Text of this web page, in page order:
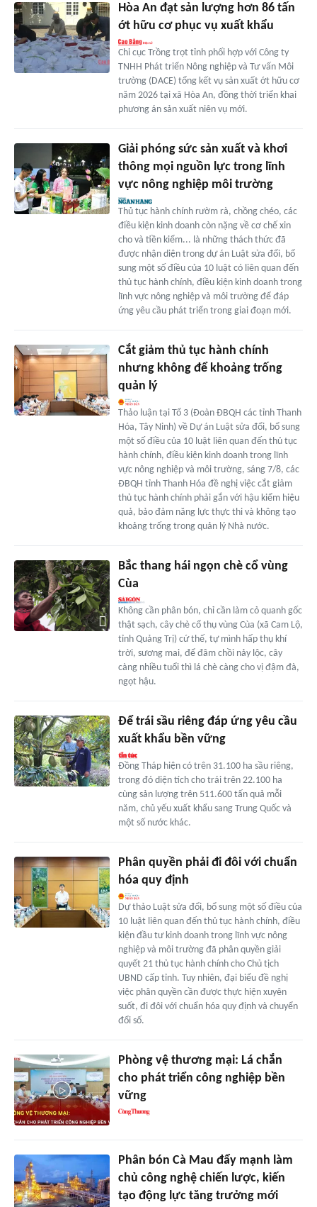
Hòa An đạt sản lượng hơn 86 tấn
ớt hữu cơ phục vụ xuất khẩu
Chi cục Trồng trọt tỉnh phối hợp với Công ty
TNHH Phát triển Nông nghiệp và Tư vấn Môi
trường (DACE) tổng kết vụ sản xuất ớt hữu cơ
năm 2026 tại xã Hòa An, đồng thời triển khai
phương án sản xuất niên vụ mới.
Giải phóng sức sản xuất và khơi
thông mọi nguồn lực trong lĩnh
vực nông nghiệp môi trường
Thủ tục hành chính rườm rà, chồng chéo, các
điều kiện kinh doanh còn nặng về cơ chế xin
cho và tiền kiểm... là những thách thức đã
được nhận diện trong dự án Luật sửa đổi, bổ
sung một số điều của 10 luật có liên quan đến
thủ tục hành chính, điều kiện kinh doanh trong
lĩnh vực nông nghiệp và môi trường để đáp
ứng yêu cầu phát triển trong giai đoạn mới.
Cắt giảm thủ tục hành chính
nhưng không để khoảng trống
quản lý
Thảo luận tại Tổ 3 (Đoàn ĐBQH các tỉnh Thanh
Hóa, Tây Ninh) về Dự án Luật sửa đổi, bổ sung
một số điều của 10 luật liên quan đến thủ tục
hành chính, điều kiện kinh doanh trong lĩnh
vực nông nghiệp và môi trường, sáng 7/8, các
ĐBQH tỉnh Thanh Hóa đề nghị việc cắt giảm
thủ tục hành chính phải gắn với hậu kiểm hiệu
quả, bảo đảm năng lực thực thi và không tạo
khoảng trống trong quản lý Nhà nước.
Bắc thang hái ngọn chè cổ vùng
Cùa
Không cần phân bón, chỉ cần làm cỏ quanh gốc
thật sạch, cây chè cổ thụ vùng Cùa (xã Cam Lộ,
tỉnh Quảng Trị) cứ thế, tự mình hấp thụ khí
trời, sương mai, để đâm chồi nảy lộc, cây
càng nhiều tuổi thì lá chè càng cho vị đậm đà,
ngọt hậu.
Để trái sầu riêng đáp ứng yêu cầu
xuất khẩu bền vững
Đồng Tháp hiện có trên 31.100 ha sầu riêng,
trong đó diện tích cho trái trên 22.100 ha
cùng sản lượng trên 511.600 tấn quả mỗi
năm, chủ yếu xuất khẩu sang Trung Quốc và
một số nước khác.
Phân quyền phải đi đôi với chuẩn
hóa quy định
Dự thảo Luật sửa đổi, bổ sung một số điều của
10 luật liên quan đến thủ tục hành chính, điều
kiện đầu tư kinh doanh trong lĩnh vực nông
nghiệp và môi trường đã phân quyền giải
quyết 21 thủ tục hành chính cho Chủ tịch
UBND cấp tỉnh. Tuy nhiên, đại biểu đề nghị
việc phân quyền cần được thực hiện xuyên
suốt, đi đôi với chuẩn hóa quy định và chuyển
đổi số.
Phòng vệ thương mại: Lá chắn
cho phát triển công nghiệp bền
vững
Phân bón Cà Mau đẩy mạnh làm
chủ công nghệ chiến lược, kiến
tạo động lực tăng trưởng mới